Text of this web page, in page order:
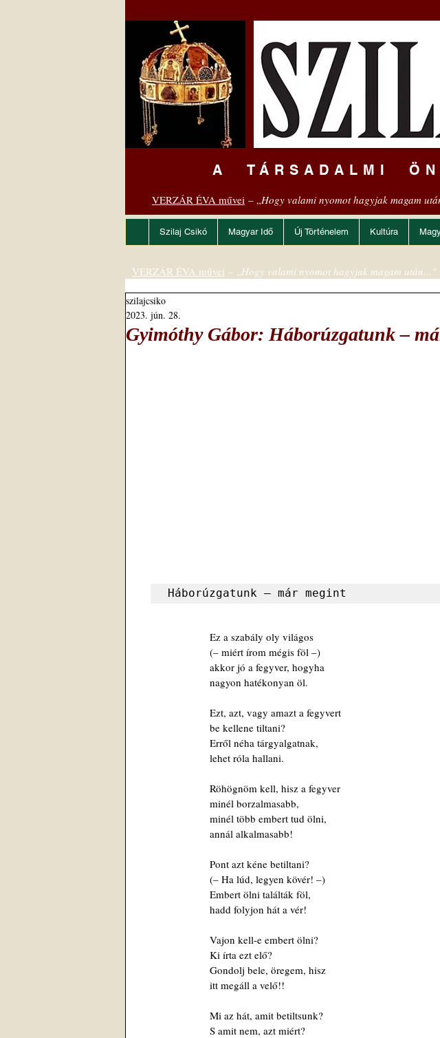
A TÁRSADALMI
VERZÁR ÉVA művei – „Hogy valami nyomot hagyjak magam
Szilaj Csikó Magyar Idő Új Történelem Kultúra
Gyimóthy Gábor: Háborúzgatunk –
szilajcsiko
2023. jún. 28.
Háborúzgatunk – már megint
      Ez a szabály oly világos
      (– miért írom mégis föl –)
      akkor jó a fegyver, hogyha
      nagyon hatékonyan öl.
      Ezt, azt, vagy amazt a fegyvert
      be kellene tiltani?
      Erről néha tárgyalgatnak,
      lehet róla hallani.
      Röhögnöm kell, hisz a fegyver
      minél borzalmasabb,
      minél több embert tud ölni,
      annál alkalmasabb!
      Pont azt kéne betiltani?
      (– Ha lúd, legyen kövér! –)
      Embert ölni találták föl,
      hadd folyjon hát a vér!
      Vajon kell-e embert ölni?
      Ki írta ezt elő?
      Gondolj bele, öregem, hisz
      itt megáll a velő!!
      Mi az hát, amit betiltsunk?
      S amit nem, azt miért?
VERZÁR ÉVA művei – „Hogy valami nyomot hagyjak magam után..."